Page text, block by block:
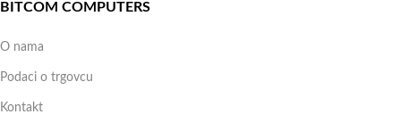
BITCOM COMPUTERS
O nama
Podaci o trgovcu
Kontakt